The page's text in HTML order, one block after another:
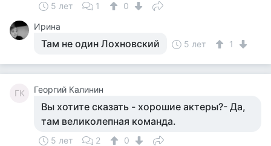
5 лет 1
0
Ирина
Там не один Лохновский 5 лет 1
ГК Георгий Калинин
Вы хотите сказать - хорошие актеры?- Да,
там великолепная команда.
5 лет 2
0